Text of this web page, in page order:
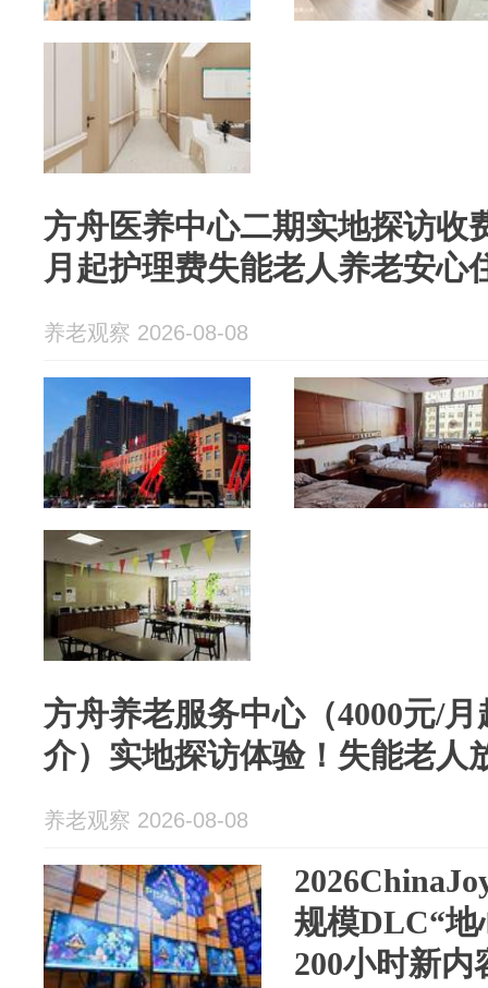
方舟医养中心二期实地探访收
月起护理费失能老人养老安心
养老观察 2026-08-08
方舟养老服务中心（4000元/
介）实地探访体验！失能老人
养老观察 2026-08-08
规模DLC“地
200小时新内